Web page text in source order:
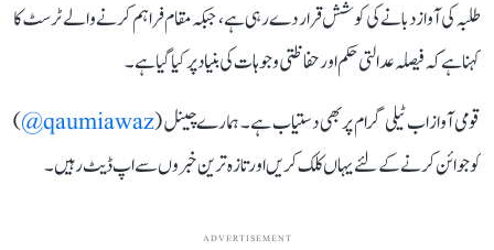
طلبہ کی آواز دبانے کی کوشش قرار دے رہی ہے، جبکہ مقام فراہم کرنے والے ٹرسٹ کا
کہنا ہے کہ فیصلہ عدالتی حکم اور حفاظتی وجوہات کی بنیاد پر کیا گیا ہے۔
قومی آواز اب ٹیلی گرام پر بھی دستیاب ہے۔ ہمارے چینل (qaumiawaz@
)
کو جوائن کرنے کے لئے یہاں کلک کریں اور تازہ ترین خبروں سے اپ ڈیٹ رہیں۔
ADVERTISEMENT